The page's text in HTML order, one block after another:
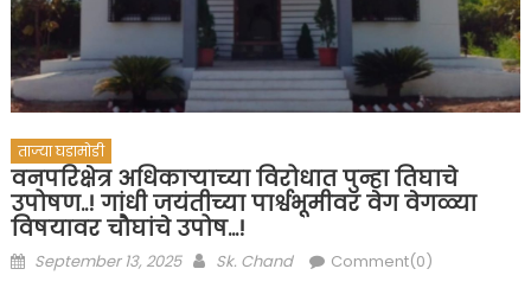
ताज्या घडामोडी
वनपरिक्षेत्र अधिकाऱ्याच्या विरोधात पुन्हा तिघाचे
उपोषण..! गांधी जयंतीच्या पार्श्वभूमीवर वेग वेगळ्या
विषयावर चौघांचे उपोष…!
Posted
September 13, 2025 Author
Sk. Chand Comment(0)